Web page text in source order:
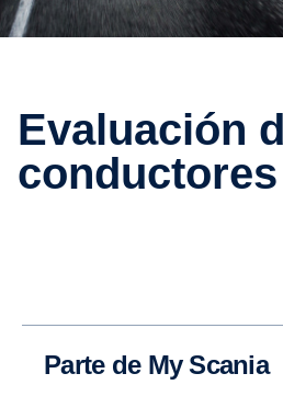
Evalua­ción de los
conduc­tores
Parte de My Scania